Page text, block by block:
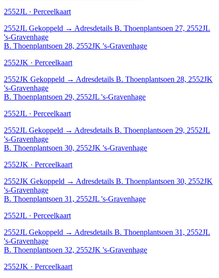
2552JL · Perceelkaart
2552JL Gekoppeld → Adresdetails B. Thoenplantsoen 27, 2552JL
's-Gravenhage
B. Thoenplantsoen 28, 2552JK 's-Gravenhage
2552JK · Perceelkaart
2552JK Gekoppeld → Adresdetails B. Thoenplantsoen 28, 2552JK
's-Gravenhage
B. Thoenplantsoen 29, 2552JL 's-Gravenhage
2552JL · Perceelkaart
2552JL Gekoppeld → Adresdetails B. Thoenplantsoen 29, 2552JL
's-Gravenhage
B. Thoenplantsoen 30, 2552JK 's-Gravenhage
2552JK · Perceelkaart
2552JK Gekoppeld → Adresdetails B. Thoenplantsoen 30, 2552JK
's-Gravenhage
B. Thoenplantsoen 31, 2552JL 's-Gravenhage
2552JL · Perceelkaart
2552JL Gekoppeld → Adresdetails B. Thoenplantsoen 31, 2552JL
's-Gravenhage
B. Thoenplantsoen 32, 2552JK 's-Gravenhage
2552JK · Perceelkaart